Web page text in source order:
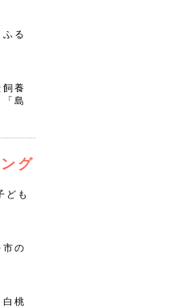
る
養
島
グ
ども
の
桃